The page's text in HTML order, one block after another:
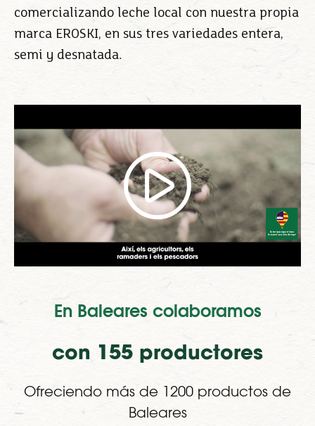
comercializando leche local con nuestra propia
marca EROSKI, en sus tres variedades entera,
semi y desnatada.
En Baleares colaboramos
con 155 productores
Ofreciendo más de 1200 productos de
Baleares